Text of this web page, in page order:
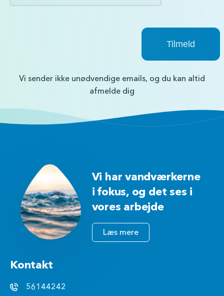
Vi sender ikke unødvendige emails, og du kan altid
afmelde dig
Vi har vandværkerne
i fokus, og det ses i
vores arbejde
Læs mere
Kontakt
56144242